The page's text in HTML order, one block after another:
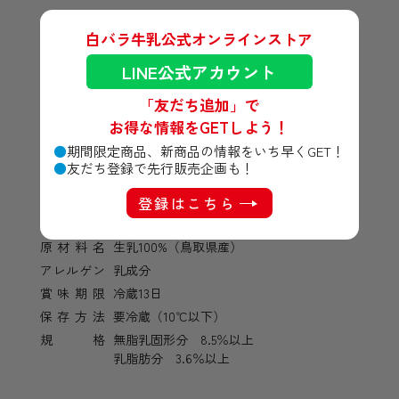
白バラ牛乳公式オンラインストア
LINE公式アカウント
「友だち追加」で
お得な情報をGETしよう！
期間限定商品、新商品の情報をいち早くGET！
友だち登録で先行販売企画も！
登録はこちら
原材料名 生乳100%（鳥取県産）
アレルゲン 乳成分
賞味期限 冷蔵13日
保存方法 要冷蔵（10℃以下）
規格 無脂乳固形分 8.5％以上
乳脂肪分 3.6％以上